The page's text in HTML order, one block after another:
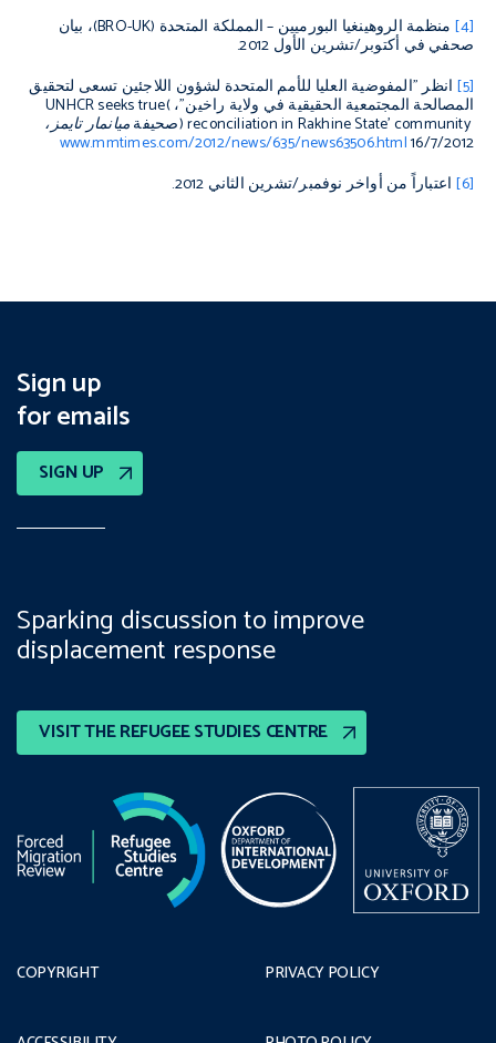
[4] منظمة الروهينغيا البورميين – المملكة المتحدة (BRO-UK)، بيان
صحفي في أكتوبر/تشرين الأول 2012.
[5] انظر "المفوضية العليا للأمم المتحدة لشؤون اللاجئين تسعى لتحقيق
المصالحة المجتمعية الحقيقية في ولاية راخين"،(
UNHCR seeks true
community
reconciliation in Rakhine State’
)صحيفةميانمار تايمز،
16/7/2012
www.mmtimes.com/2012/news/635/news63506.html
[6] اعتباراً من أواخر نوفمبر/تشرين الثاني 2012.
Sign up
for emails
SIGN UP
VISIT THE REFUGEE STUDIES CENTRE
Sparking discussion to improve
displacement response
COPYRIGHT PRIVACY POLICY